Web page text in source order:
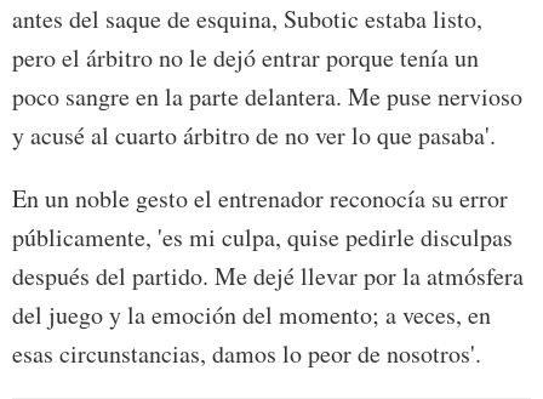
antes del saque de esquina, Subotic estaba listo,
pero el árbitro no le dejó entrar porque tenía un
poco sangre en la parte delantera. Me puse nervioso
y acusé al cuarto árbitro de no ver lo que pasaba'.
En un noble gesto el entrenador reconocía su error
públicamente, 'es mi culpa, quise pedirle disculpas
después del partido. Me dejé llevar por la atmósfera
del juego y la emoción del momento; a veces, en
esas circunstancias, damos lo peor de nosotros'.